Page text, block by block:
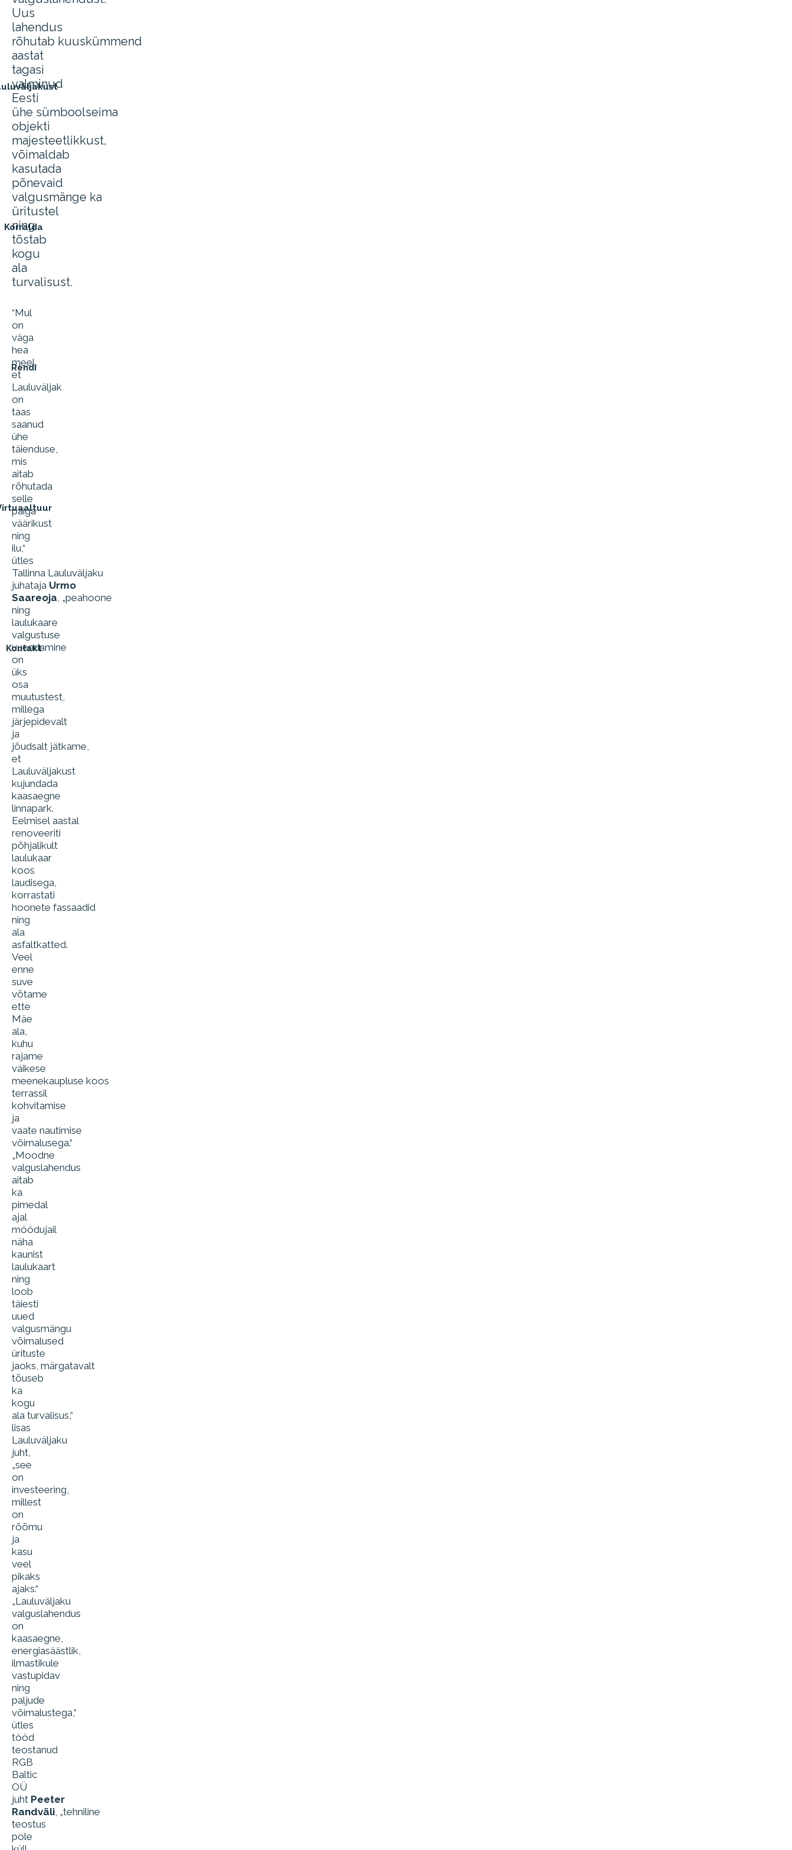
Korralda
Rendi
Kontakt
Uus
lahendus
rõhutab kuuskümmend
aastat
tagasi
valminud
Eesti
ühe sümboolseima
objekti
majesteetlikkust,
võimaldab
kasutada
põnevaid
valgusmänge ka
üritustel
ning
tõstab
kogu
ala
turvalisust.
“Mul
on
väga
hea
meel,
et
Lauluväljak
on
taas
saanud
ühe
täienduse,
mis
aitab
rõhutada
selle
paiga
väärikust
ning
ilu,“
ütles
Tallinna Lauluväljaku
juhataja Urmo
Saareoja, „peahoone
ning
laulukaare
valgustuse
uuendamine
on
üks
osa
muutustest,
millega
järjepidevalt
ja
jõudsalt jätkame,
et
Lauluväljakust
kujundada
kaasaegne
linnapark.
Eelmisel aastal
renoveeriti
põhjalikult
laulukaar
koos
laudisega,
korrastati
hoonete fassaadid
ning
ala
asfaltkatted.
Veel
enne
suve
võtame
ette
Mäe
ala,
kuhu
rajame
väikese
meenekaupluse koos
terrassil
kohvitamise
ja
vaate nautimise
võimalusega.“
„Moodne
valguslahendus
aitab
ka
pimedal
ajal
möödujail
näha
kaunist
laulukaart
ning
loob
täiesti
uued
valgusmängu
võimalused
ürituste
jaoks, märgatavalt
tõuseb
ka
kogu
ala turvalisus,“
lisas
Lauluväljaku
juht,
„see
on
investeering,
millest
on
rõõmu
ja
kasu
veel
pikaks
ajaks.“
„Lauluväljaku
valguslahendus
on
kaasaegne,
energiasäästlik,
ilmastikule
vastupidav
ning
paljude
võimalustega,“
ütles
tööd
teostanud
RGB
Baltic
OÜ
juht Peeter
Randväli, „tehniline
teostus
pole